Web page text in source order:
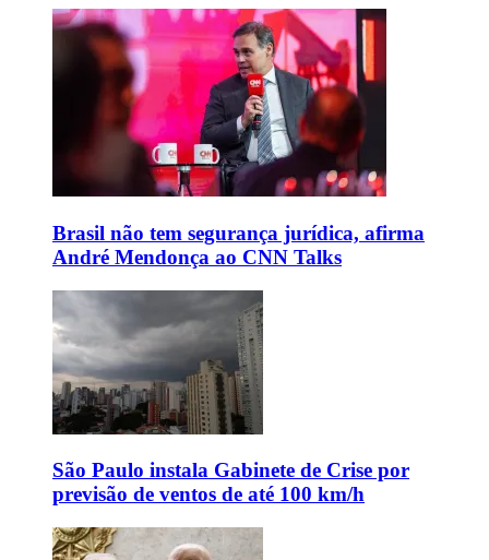
Brasil não tem segurança jurídica, afirma
André Mendonça ao CNN Talks
São Paulo instala Gabinete de Crise por
previsão de ventos de até 100 km/h